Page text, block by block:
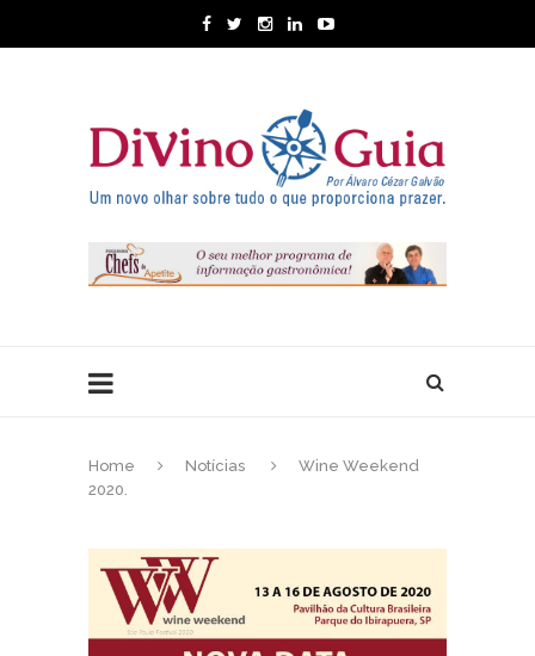
Home Notícias
Wine Weekend
2020.